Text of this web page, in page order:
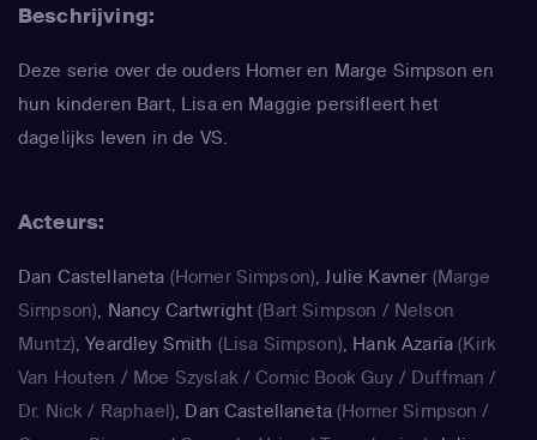
Beschrijving:
Deze serie over de ouders Homer en Marge Simpson en
hun kinderen Bart, Lisa en Maggie persifleert het
dagelijks leven in de VS.
Acteurs:
Dan Castellaneta (Homer Simpson),Julie Kavner (Marge
Simpson), Nancy Cartwright (Bart Simpson / Nelson
Muntz),Yeardley Smith (Lisa Simpson), Hank Azaria (Kirk
Van Houten / Moe Szyslak / Comic Book Guy / Duffman /
Dr. Nick / Raphael), Dan Castellaneta(Homer Simpson /